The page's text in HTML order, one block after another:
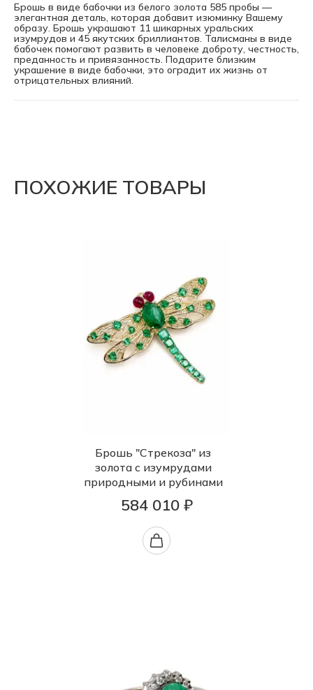
Брошь в виде бабочки из белого золота 585 пробы —
элегантная деталь, которая добавит изюминку Вашему
образу. Брошь украшают 11 шикарных уральских
изумрудов и 45 якутских бриллиантов. Талисманы в виде
бабочек помогают развить в человеке доброту, честность,
преданность и привязанность. Подарите близким
украшение в виде бабочки, это оградит их жизнь от
отрицательных влияний.
ПОХОЖИЕ ТОВАРЫ
Брошь "Стрекоза" из
золота с изумрудами
природными и рубинами
584 010 ₽